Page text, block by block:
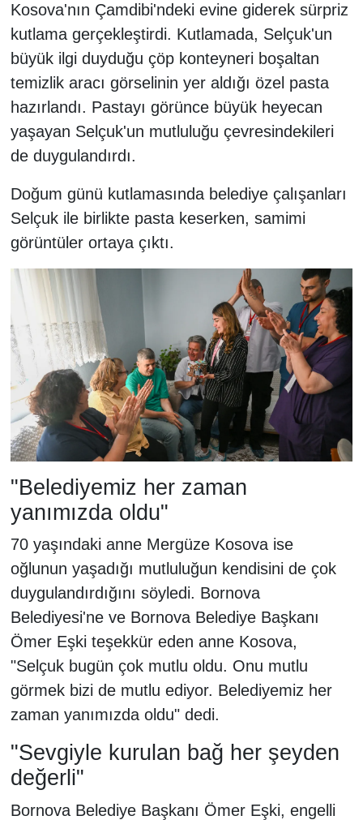
Kosova'nın Çamdibi'ndeki evine giderek sürpriz
kutlama gerçekleştirdi. Kutlamada, Selçuk'un
büyük ilgi duyduğu çöp konteyneri boşaltan
temizlik aracı görselinin yer aldığı özel pasta
hazırlandı. Pastayı görünce büyük heyecan
yaşayan Selçuk'un mutluluğu çevresindekileri
de duygulandırdı.
Doğum günü kutlamasında belediye çalışanları
Selçuk ile birlikte pasta keserken, samimi
görüntüler ortaya çıktı.
"Belediyemiz her zaman
yanımızda oldu"
70 yaşındaki anne Mergüze Kosova ise
oğlunun yaşadığı mutluluğun kendisini de çok
duygulandırdığını söyledi. Bornova
Belediyesi'ne ve Bornova Belediye Başkanı
Ömer Eşki teşekkür eden anne Kosova,
"Selçuk bugün çok mutlu oldu. Onu mutlu
görmek bizi de mutlu ediyor. Belediyemiz her
zaman yanımızda oldu" dedi.
"Sevgiyle kurulan bağ her şeyden
değerli"
Bornova Belediye Başkanı Ömer Eşki, engelli